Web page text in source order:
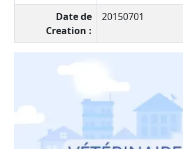
Date de
Creation :
20150701